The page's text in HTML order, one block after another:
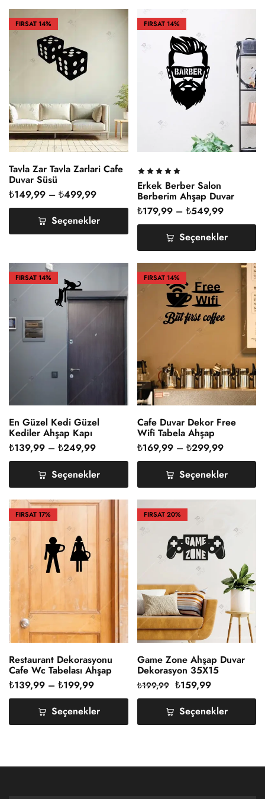
FIRSAT14%
Tavla Zar Tavla Zarlari Cafe
Duvar Süsü
₺149,99 – ₺499,99
Seçenekler
FIRSAT14%
Erkek Berber Salon
Berberim Ahşap Duvar
Dekoru
₺179,99 – ₺549,99
Seçenekler
FIRSAT14%
En Güzel Kedi Güzel
Kediler Ahşap Kapı
Köşeliği
₺139,99 – ₺249,99
Seçenekler
FIRSAT14%
Cafe Duvar Dekor Free
Wifi Tabela Ahşap
₺169,99 – ₺299,99
Seçenekler
FIRSAT17%
Restaurant Dekorasyonu
Cafe Wc Tabelası Ahşap
₺139,99 – ₺199,99
Seçenekler
FIRSAT20%
Game Zone Ahşap Duvar
Dekorasyon 35X15
₺199,99 ₺159,99
Seçenekler